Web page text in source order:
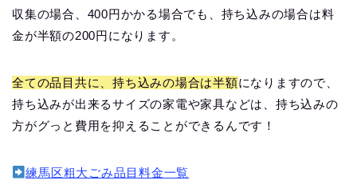
収集の場合、400円かかる場合でも、持ち込みの場合は料
金が半額の200円になります。
全ての品目共に、持ち込みの場合は半額になりますので、
持ち込みが出来るサイズの家電や家具などは、持ち込みの
方がグっと費用を抑えることができるんです！
練馬区粗大ごみ品目料金一覧